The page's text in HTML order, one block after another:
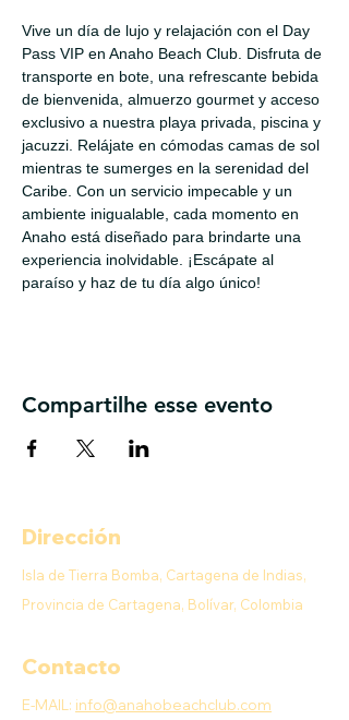
Vive un día de lujo y relajación con el Day
Pass VIP en Anaho Beach Club. Disfruta de
transporte en bote, una refrescante bebida
de bienvenida, almuerzo gourmet y acceso
exclusivo a nuestra playa privada, piscina y
jacuzzi. Relájate en cómodas camas de sol
mientras te sumerges en la serenidad del
Caribe. Con un servicio impecable y un
ambiente inigualable, cada momento en
Anaho está diseñado para brindarte una
experiencia inolvidable. ¡Escápate al
paraíso y haz de tu día algo único!
Compartilhe esse evento
Dirección
Isla de Tierra Bomba, Cartagena de Indias,
Provincia de Cartagena, Bolívar, Colombia
Contacto
E-MAIL: info@anahobeachclub.com